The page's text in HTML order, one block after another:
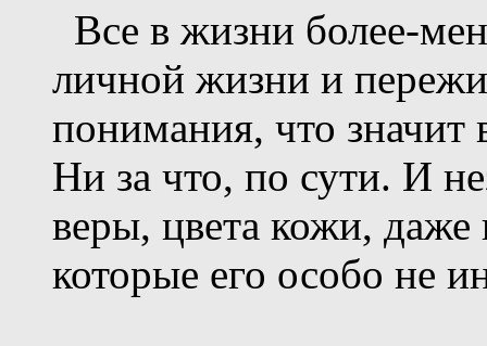
Все в жизни более-
личной жизни и
понимания, что значит
Ни за что, по сути. И
веры, цвета кожи, даже
которые его особо не